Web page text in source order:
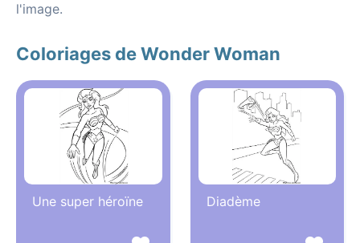
l'image.
Coloriages de Wonder Woman
Une super héroïne Diadème